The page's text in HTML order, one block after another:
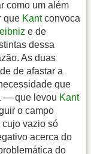
como um além
que Kantconvoca
e de
dessa
As duas
de afastar a
que
— que levou Kant
o campo
vazio só
acerca do
do